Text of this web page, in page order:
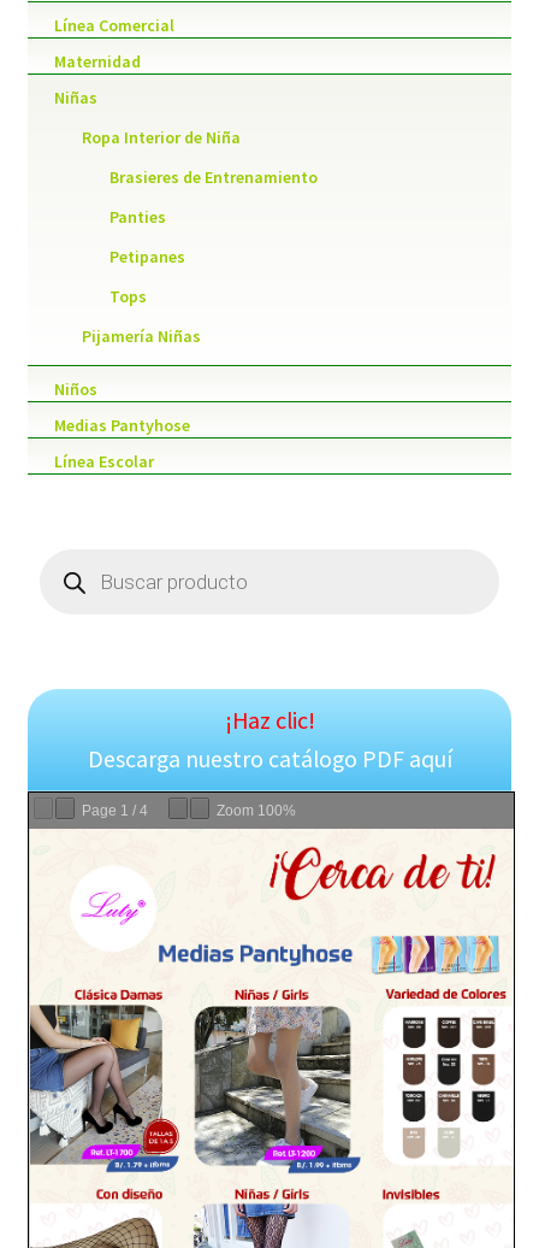
Línea Comercial
Maternidad
Niñas
Ropa Interior de Niña
Brasieres de Entrenamiento
Panties
Petipanes
Tops
Pijamería Niñas
Niños
Medias Pantyhose
Línea Escolar
search
¡Haz clic!
Descarga nuestro catálogo PDF aquí
Page 1 / 4 Zoom 100%